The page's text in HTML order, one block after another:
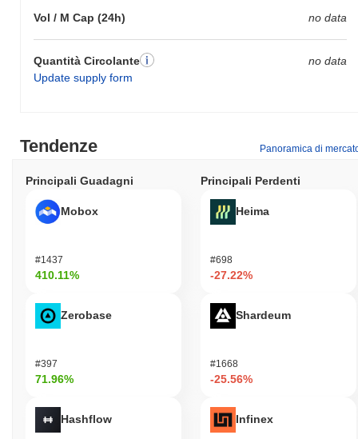
Vol / M Cap (24h) no data
Quantità Circolante
Update supply form
no data
Tendenze Panoramica di
Principali Guadagni
Mobox
#1437
410.11%
Zerobase
#397
71.96%
Hashflow
Principali Perdenti
Heima
#698
-27.22%
Shardeum
#1668
-25.56%
Infinex